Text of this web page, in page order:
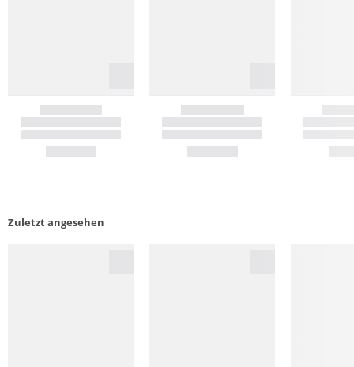
Zuletzt angesehen